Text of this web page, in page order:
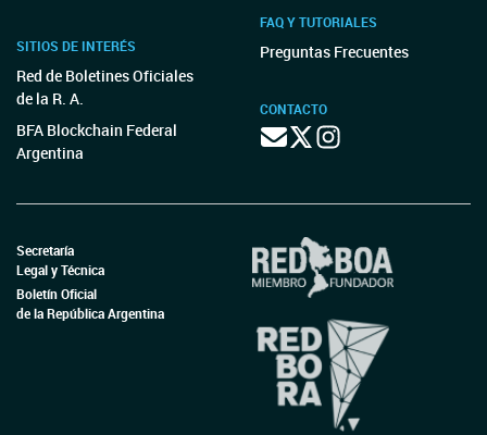
SITIOS DE INTERÉS
Red de Boletines Oficiales
de la R. A.
BFA Blockchain Federal
Argentina
FAQ Y TUTORIALES
Preguntas Frecuentes
CONTACTO
Secretaría
Legal y Técnica
Boletín Oficial
de la República Argentina